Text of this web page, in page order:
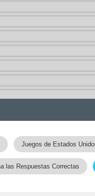
Juegos de Estados
las Respuestas Correctas